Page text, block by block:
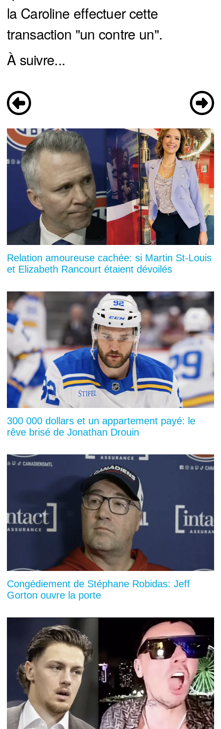
la Caroline effectuer cette
transaction "un contre un".
À suivre...
Relation amoureuse cachée: si Martin St-Louis
et Elizabeth Rancourt étaient dévoilés
300 000 dollars et un appartement payé: le
rêve brisé de Jonathan Drouin
Congédiement de Stéphane Robidas: Jeff
Gorton ouvre la porte